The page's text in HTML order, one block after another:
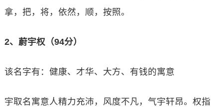
拿，把，将，依然，顺，按照。
2、蔚宇权（94分）
该名字有：健康、才华、大方、有钱的寓意
宇取名寓意人精力充沛，风度不凡，气宇轩昂。权指